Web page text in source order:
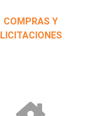
COMPRAS Y
LICITACIONES